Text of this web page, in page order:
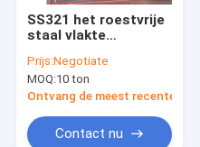
Fabriekstocht
Neem contact met ons op
Nieuws
SS321 het roestvrije
staal vlakte
6000mm 3mm af
Roestvrij staalblad
Prijs:Negotiate
MOQ:10 ton
Ontvang de meest recente Prijs
Contact nu